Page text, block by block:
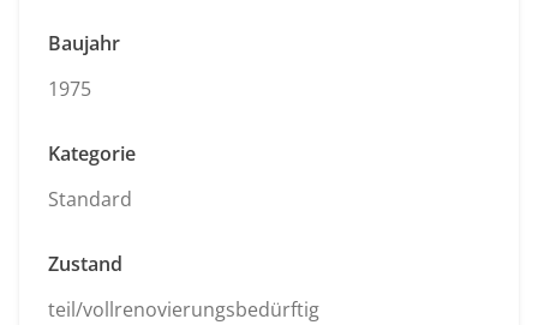
Baujahr
1975
Kategorie
Standard
Zustand
teil/vollrenovierungsbedürftig